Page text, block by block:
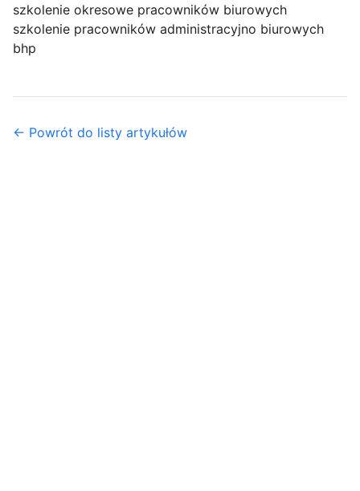
szkolenie okresowe pracowników biurowych
szkolenie pracowników administracyjno biurowych
bhp
← Powrót do listy artykułów